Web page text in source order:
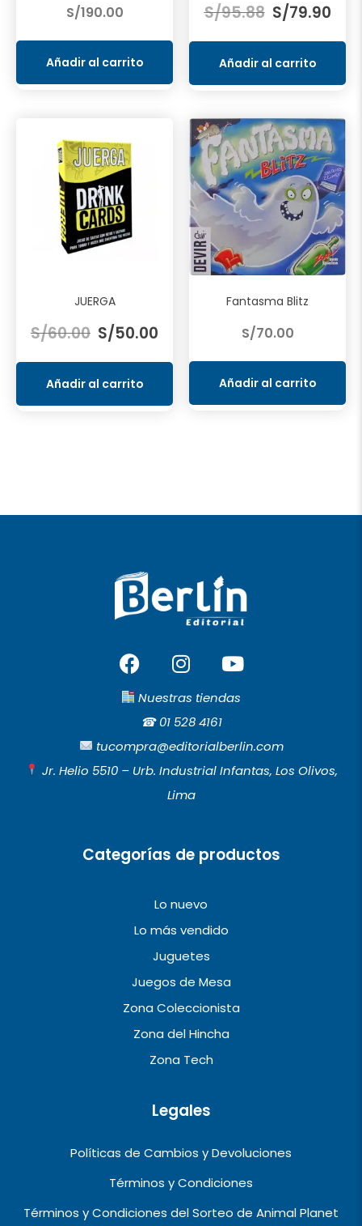
S/190.00
Añadir al carrito
S/95.88 precio
original
era:
S/95.88.
S/79.90
S/
Añadir al carrito
JUERGA
S/60.00 precio
original
era:
S/60.00.
S/50.00
actual
S/50.00.
Añadir al carrito
Fantasma Blitz
S/70.00
Añadir al carrito
F
a
c
b
o
o
I
n
s
t
a
g
r
a
Y
o
u
u
b
e
Nuestras tiendas
☎︎01 528 4161
tucompra@editorialberlin.com
Jr. Helio 5510 – Urb. Industrial Infantas, Los Olivos,
Lima
Categorías de productos
Lo nuevo
Lo más vendido
Juguetes
Juegos de Mesa
Zona Coleccionista
Zona del Hincha
Zona Tech
Legales
Políticas de Cambios y Devoluciones
Términos y Condiciones
Términos y Condiciones del Sorteo de Animal Planet